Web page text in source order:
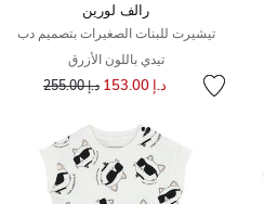
رالف لورين
تيشيرت للبنات الصغيرات بتصميم دب
تيدي باللون الأزرق
د.إ 153.00 سعر مخفض من
د.إ 255.00 إلى